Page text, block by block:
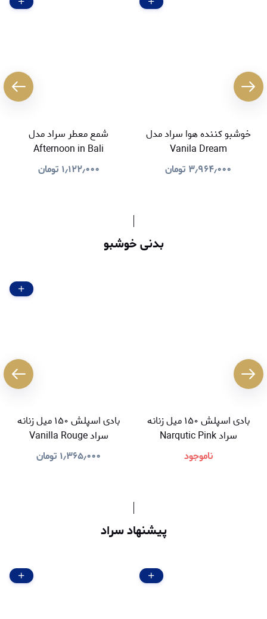
خوشبو کننده هوا سراد مدل
Vanila Dream
۳٫۹۶۴٫۰۰۰ تومان
شمع معطر سراد مدل
Afternoon in Bali
۱٫۱۲۲٫۰۰۰ تومان
بدنی خوشبو
بادی اسپلش ۱۵۰ میل زنانه
سراد Narqutic Pink
ناموجود
بادی اسپلش ۱۵۰ میل زنانه
سراد Vanilla Rouge
۱٫۳۶۵٫۰۰۰ تومان
پیشنهاد سراد